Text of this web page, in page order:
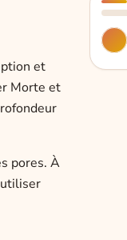
et
Morte et
pores. À